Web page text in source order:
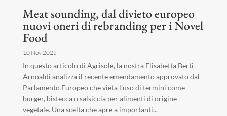
Meat sounding, dal divieto europeo
nuovi oneri di rebranding per i Novel
Food
10 Nov 2025
In questo articolo di Agrisole, la nostra Elisabetta Berti
Arnoaldi analizza il recente emendamento approvato dal
Parlamento Europeo che vieta l’uso di termini come
burger, bistecca o salsiccia per alimenti di origine
vegetale. Una scelta che apre a importanti...